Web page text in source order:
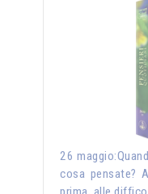
26
cosa pensate?